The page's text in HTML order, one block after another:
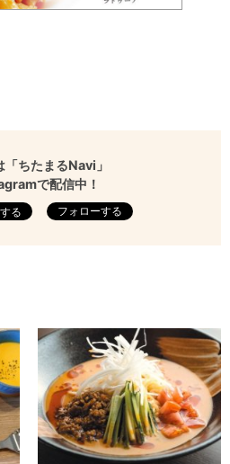
「ちたまるNavi」
で配信中！
フォローする